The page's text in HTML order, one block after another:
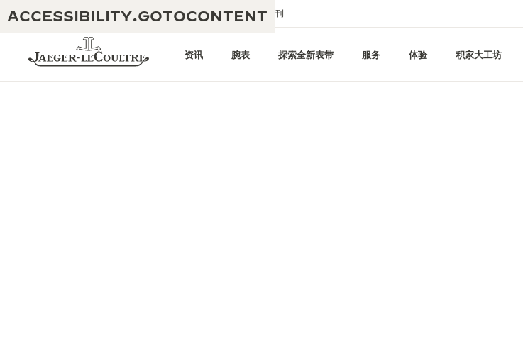
ACCESSIBILITY.GOTOCONTENT
给我们发送电子邮件 精品店 电子期刊
资讯 腕表 探索全新表带 服务 体验 积家大工坊